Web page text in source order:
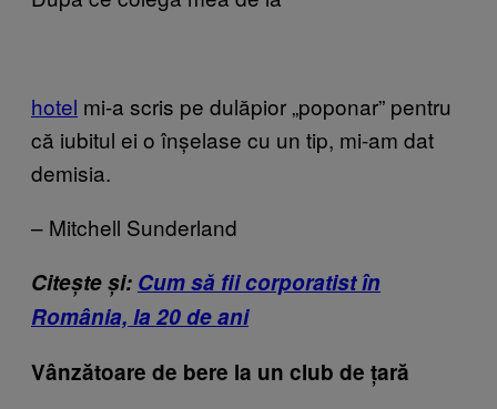
hotel mi-a scris pe dulăpior „poponar” pentru
că iubitul ei o înșelase cu un tip, mi-am dat
demisia.
– Mitchell Sunderland
Citește și: Cum să fii corporatist în
România, la 20 de ani
Vânzătoare de bere la un club de țară